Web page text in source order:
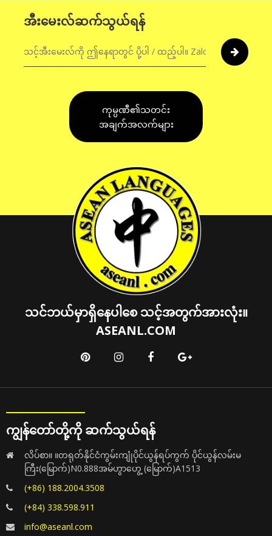
အီးမေးလ်ဆက်သွယ်ရန်
ကုမ္ပဏီ၏သတင်း
အချက်အလက်များ
သင်ဘယ်မှာရှိနေပါစေ သင့်အတွက်အားလုံး။
ASEANL.COM
ကျွန်တော်တို့ကို ဆက်သွယ်ရန်
လိပ်စာ။ ။တရုတ်နိုင်ငံကွမ်းကျုံပိုင်ယွန်ရပ်ကွက် ပိုင်ယွန်လမ်းမ
ကြီး(မြောက်)N0.888အမ်ဟွာဟွေ့ (မြောက်)A1513
(+86) 188.2004.3508
(+84) 338.598.911
info@aseanl.com